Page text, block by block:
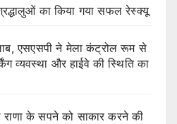
का किया गया सफल रेस्क्यू
एसएसपी ने मेला कंट्रोल रूम से
व्यवस्था और हाईवे की स्थिति का
राणा के सपने को साकार करने की